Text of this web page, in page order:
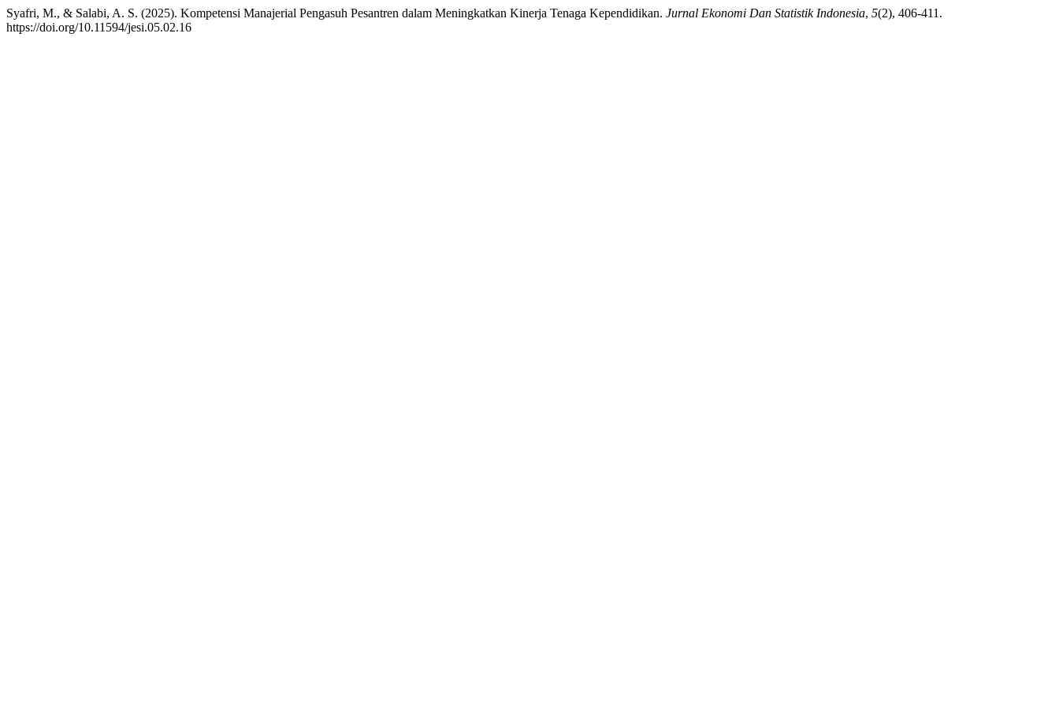
Syafri, M., & Salabi, A. S. (2025). Kompetensi Manajerial Pengasuh Pesantren dalam Meningkatkan Kinerja Tenaga Kependidikan. Jurnal Ekonomi Dan Statistik Indonesia, 5(2), 406-411.
https://doi.org/10.11594/jesi.05.02.16